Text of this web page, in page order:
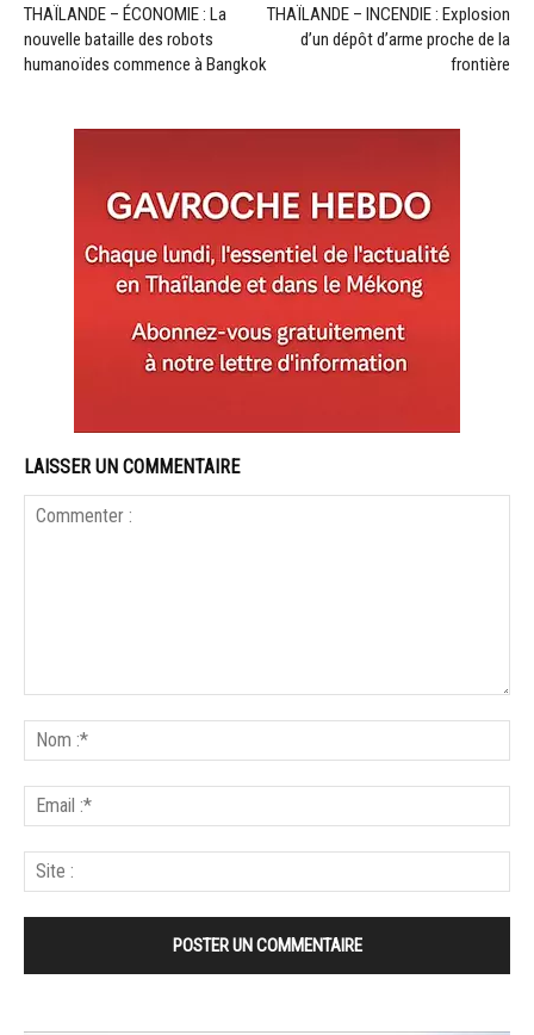
THAÏLANDE – ÉCONOMIE : La
nouvelle bataille des robots
humanoïdes commence à Bangkok
THAÏLANDE – INCENDIE : Explosion
d’un dépôt d’arme proche de la
frontière
LAISSER UN COMMENTAIRE